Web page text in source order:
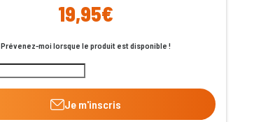
19,95€
Prévenez-moi lorsque le produit est disponible !
Je m'inscris